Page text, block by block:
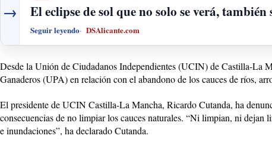
→ El eclipse de sol que no solo se verá, también
Seguir leyendo DSAlicante.com
Desde la Unión de Ciudadanos Independientes (UCIN) de Castilla-La
Ganaderos (UPA) en relación con el abandono de los cauces de ríos,
El presidente de UCIN Castilla-La Mancha, Ricardo Cutanda, ha
consecuencias de no limpiar los cauces naturales. “Ni limpian, ni dejan
e inundaciones”, ha declarado Cutanda.